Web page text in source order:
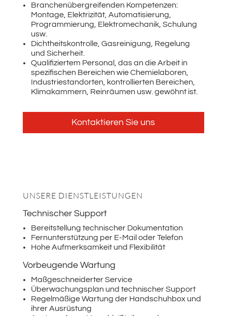
Branchenübergreifenden Kompetenzen:
Montage, Elektrizität, Automatisierung,
Programmierung, Elektromechanik, Schulung
usw.
Dichtheitskontrolle, Gasreinigung, Regelung
und Sicherheit.
Qualifiziertem Personal, das an die Arbeit in
spezifischen Bereichen wie Chemielaboren,
Industriestandorten, kontrollierten Bereichen,
Klimakammern, Reinräumen usw. gewöhnt ist.
Kontaktieren Sie uns
UNSERE DIENSTLEISTUNGEN
Technischer Support
Bereitstellung technischer Dokumentation
Fernunterstützung per E-Mail oder Telefon
Hohe Aufmerksamkeit und Flexibilität
Vorbeugende Wartung
Maßgeschneiderter Service
Überwachungsplan und technischer Support
Regelmäßige Wartung der Handschuhbox und
ihrer Ausrüstung